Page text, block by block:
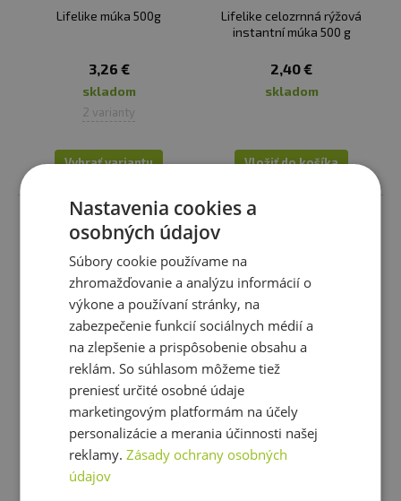
Lifelike múka 500g
3,26 €
skladom
2 varianty
Vybrať variantu
Lifelike celozrnná rýžová
instantní múka 500 g
2,40 €
skladom
Vložiť do košíka
Country life BIO kokosová
múka 250 g
1,82 €
skladom
Grizly Rýžová múka 500 g
1,61 €
Nastavenia cookies a
osobných údajov
Súbory cookie používame na
zhromažďovanie a analýzu informácií o
výkone a používaní stránky, na
zabezpečenie funkcií sociálnych médií a
na zlepšenie a prispôsobenie obsahu a
reklám. So súhlasom môžeme tiež
preniesť určité osobné údaje
marketingovým platformám na účely
personalizácie a merania účinnosti našej
reklamy.Zásady ochrany osobných
údajov